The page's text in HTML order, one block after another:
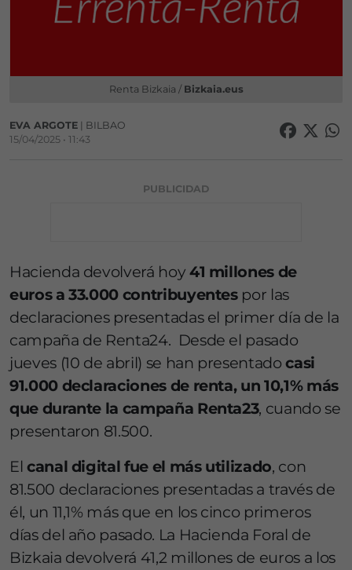
Renta Bizkaia / Bizkaia.eus
EVA ARGOTE | BILBAO
15/04/2025 • 11:43
PUBLICIDAD
Hacienda devolverá hoy 41 millones de
euros a 33.000 contribuyentespor las
declaraciones presentadas el primer día de la
campaña de Renta24. Desde el pasado
jueves (10 de abril) se han presentado casi
91.000 declaraciones de renta, un 10,1% más
que durante la campaña Renta23, cuando se
presentaron 81.500.
El canal digital fue el más utilizado, con
81.500 declaraciones presentadas a través de
él, un 11,1% más que en los cinco primeros
días del año pasado. La Hacienda Foral de
Bizkaia devolverá 41,2 millones de euros a los